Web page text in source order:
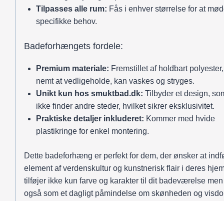
Tilpasses alle rum: Fås i enhver størrelse for at
specifikke behov.
Badeforhængets fordele:
Premium materiale: Fremstillet af holdbart
nemt at vedligeholde, kan vaskes og stryges.
Unikt kun hos smuktbad.dk: Tilbyder et design,
ikke finder andre steder, hvilket sikrer eksklusivitet.
Praktiske detaljer inkluderet: Kommer med hvide
plastikringe for enkel montering.
Dette badeforhæng er perfekt for dem, der ønsker at
element af verdenskultur og kunstnerisk flair i deres
tilføjer ikke kun farve og karakter til dit badeværelse
også som et dagligt påmindelse om skønheden og